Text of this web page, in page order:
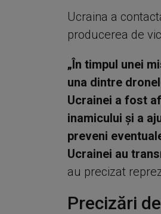
Ucraina a
producerea de
„În timpul unei
una dintre
Ucrainei a fost
inamicului și a
preveni
Ucrainei au
au precizat
Precizări